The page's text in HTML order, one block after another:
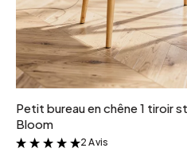
Petit bureau en chêne 1 tiroir
Bloom
&
2 Avis